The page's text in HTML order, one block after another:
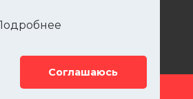
Соглашаюсь
ДОБАВИТЬ УСЛУГУ
Все права защищены.
8(499)-302-00-57